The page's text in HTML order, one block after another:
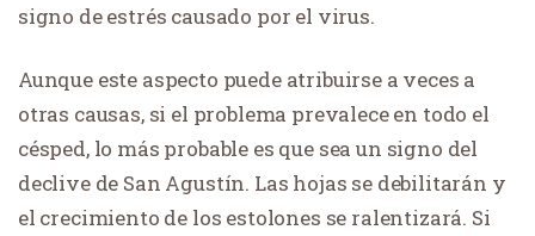
signo de estrés causado por el virus.
Aunque este aspecto puede atribuirse a veces a
otras causas, si el problema prevalece en todo el
césped, lo más probable es que sea un signo del
declive de San Agustín. Las hojas se debilitarán y
el crecimiento de los estolones se ralentizará. Si